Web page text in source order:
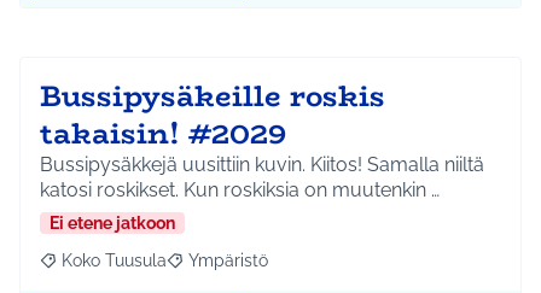
Bussipysäkeille roskis
takaisin! #2029
Bussipysäkkejä uusittiin kuvin. Kiitos! Samalla niiltä
katosi roskikset. Kun roskiksia on muutenkin …
Ei etene jatkoon
Rajaa tulokset aihepiirin mukaan: Koko Tuusula
Koko Tuusula Rajaa tulokset teeman mukaan: Ympäristö
Ympäristö